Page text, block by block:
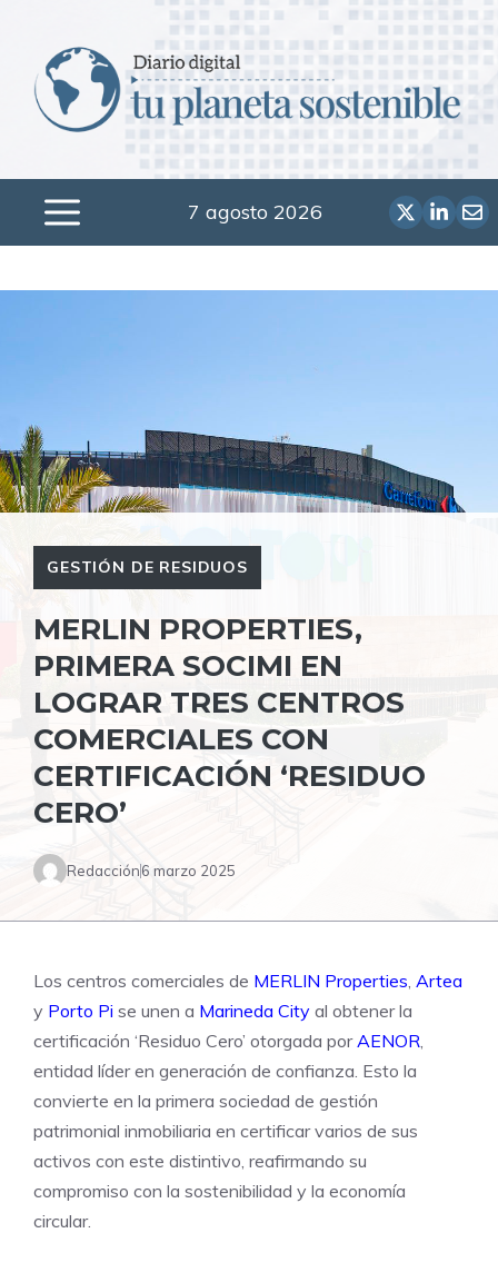
contenido
Menú
7 agosto 2026
GESTIÓN DE RESIDUOS
MERLIN PROPERTIES,
PRIMERA SOCIMI EN
LOGRAR TRES CENTROS
COMERCIALES CON
CERTIFICACIÓN ‘RESIDUO
CERO’
Redacción6 marzo 2025
Los centros comerciales de MERLIN Properties, Artea
y Porto Pi se unen a Marineda City al obtener la
certificación ‘Residuo Cero’ otorgada porAENOR,
entidad líder en generación de confianza. Esto la
convierte en la primera sociedad de gestión
patrimonial inmobiliaria en certificar varios de sus
activos con este distintivo, reafirmando su
compromiso con la sostenibilidad y la economía
circular.